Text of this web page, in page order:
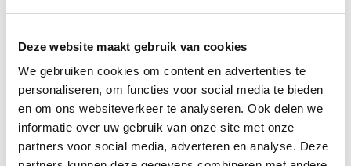
Deze website maakt gebruik van cookies
We gebruiken cookies om content en advertenties te
personaliseren, om functies voor social media te bieden
en om ons websiteverkeer te analyseren. Ook delen we
informatie over uw gebruik van onze site met onze
partners voor social media, adverteren en analyse. Deze
geheel persoonsgebonden. Iedereen heeft namelijk een andere
uit verschillende soortlattenbodems, waaronder ook een
verstelbare lattenbodem .
Voor een voordelige prijs het comfort van eenelektrische
lattenbodem? Een verstelbare lattenbodem is net als een
elektrische gemakkelijk te verstellen, alleen kan dit niet met een
afstandsbediening. U kunt delattenbodemmet de hand